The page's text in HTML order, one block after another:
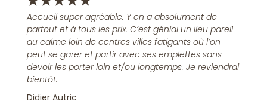
Accueil super agréable. Y en a absolument de
partout et à tous les prix. C’est génial un lieu pareil
au calme loin de centres villes fatigants où l’on
peut se garer et partir avec ses emplettes sans
devoir les porter loin et/ou longtemps. Je reviendrai
bientôt.
Didier Autric